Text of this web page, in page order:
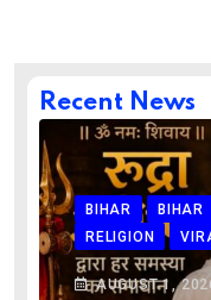
Recent News
BIHAR BIHAR
RELIGION
AUGUST 1,